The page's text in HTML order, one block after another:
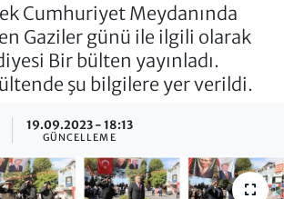
Cumhuriyet Meydanında
Gaziler günü ile ilgili olarak
Bir bülten yayınladı.
şu bilgilere yer verildi.
19.09.2023 - 18:13
GÜNCELLEME